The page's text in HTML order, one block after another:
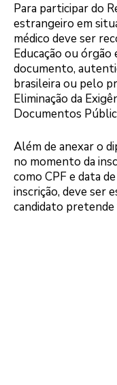
Para participar do
estrangeiro em
médico deve ser
Educação ou
documento,
brasileira ou pelo
Eliminação da
Documentos
Além de anexar o
no momento da
como CPF e data
inscrição, deve ser
candidato pretende